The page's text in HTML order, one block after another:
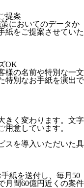
においてのデータか
紙をご提案させていた
様の名前や特別な一文
特別なお手紙を演出で
きく変わります。文字
意しています。
スを導入いただいた具
紙を送付し、毎月50
月間60億円近くの案件